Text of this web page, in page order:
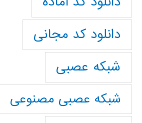
دانلود کد مجانی
شبکه عصبی
شبکه عصبی مصنوعی